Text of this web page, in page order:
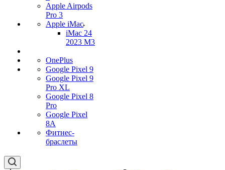
Apple Airpods
Pro 3
Apple iMac
iMac 24
2023 M3
OnePlus
Google Pixel 9
Google Pixel 9
Pro XL
Google Pixel 8
Pro
Google Pixel
8A
Фитнес-
браслеты